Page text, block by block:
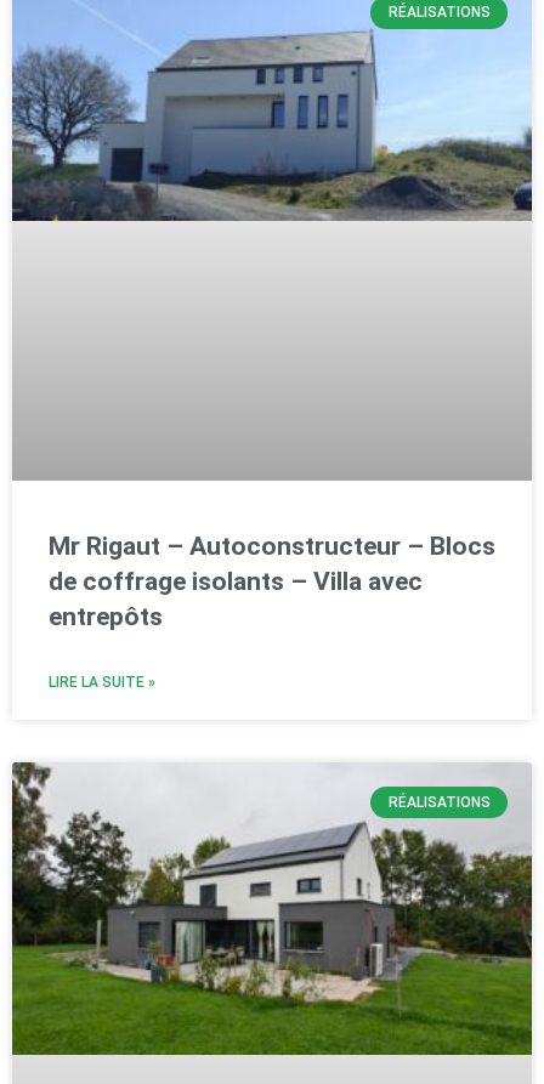
RÉALISATIONS
Mr Rigaut – Autoconstructeur – Blocs
de coffrage isolants – Villa avec
entrepôts
LIRE LA SUITE »
RÉALISATIONS